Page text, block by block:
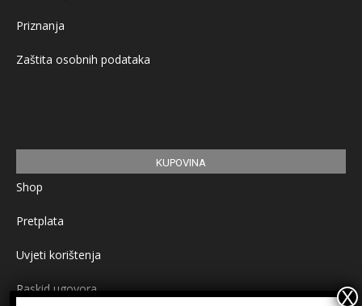
Priznanja
Zaštita osobnih podataka
KUPOVINA
Shop
Pretplata
Uvjeti korištenja
Raskid ugovora